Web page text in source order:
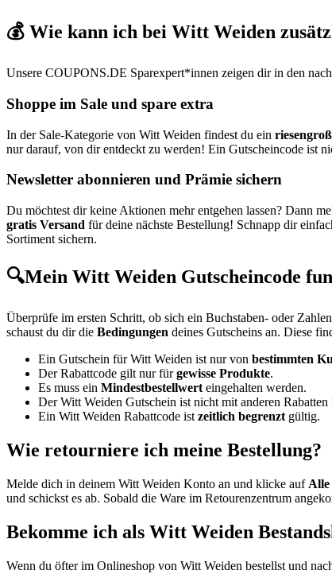
💰 Wie kann ich bei Witt Weiden
Unsere COUPONS.DE Sparexpert*innen zeigen dir in den
Shoppe im Sale und spare extra
In der Sale-Kategorie von Witt Weiden findest du ein
nur darauf, von dir entdeckt zu werden! Ein Gutscheincode ist
Newsletter abonnieren und Prämie sichern
Du möchtest dir keine Aktionen mehr entgehen lassen? Dann
gratis Versand für deine nächste Bestellung! Schnapp dir
Sortiment sichern.
🔍Mein Witt Weiden Gutscheincode
Überprüfe im ersten Schritt, ob sich ein Buchstaben- oder
schaust du dir die Bedingungen deines Gutscheins an. Diese
Ein Gutschein für Witt Weiden ist nur von bestimmten
Der Rabattcode gilt nur fürgewisse Produkte.
Es muss ein Mindestbestellwert eingehalten werden.
Der Witt Weiden Gutschein ist nicht mit anderen Rabatten
Ein Witt Weiden Rabattcode ist zeitlich begrenzt gültig.
Wie retourniere ich meine Bestellung?
Melde dich in deinem Witt Weiden Konto an und klicke auf Alle
und schickst es ab. Sobald die Ware im Retourenzentrum
Bekomme ich als Witt Weiden
Wenn du öfter im Onlineshop von Witt Weiden bestellst und